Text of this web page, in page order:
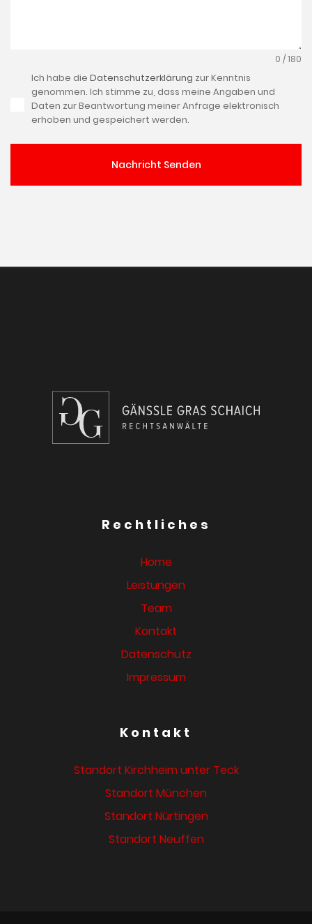
0 / 180
Ich habe die Datenschutzerklärung zur Kenntnis
genommen. Ich stimme zu, dass meine Angaben und
Daten zur Beantwortung meiner Anfrage elektronisch
erhoben und gespeichert werden.
Nachricht Senden
Rechtliches
Home
Leistungen
Team
Kontakt
Datenschutz
Impressum
Kontakt
Standort Kirchheim unter Teck
Standort München
Standort Nürtingen
Standort Neuffen